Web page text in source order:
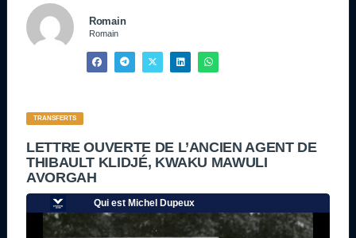
Romain
Romain
TRANSFERTS
LETTRE OUVERTE DE L’ANCIEN AGENT DE
THIBAULT KLIDJÉ, KWAKU MAWULI
AVORGAH